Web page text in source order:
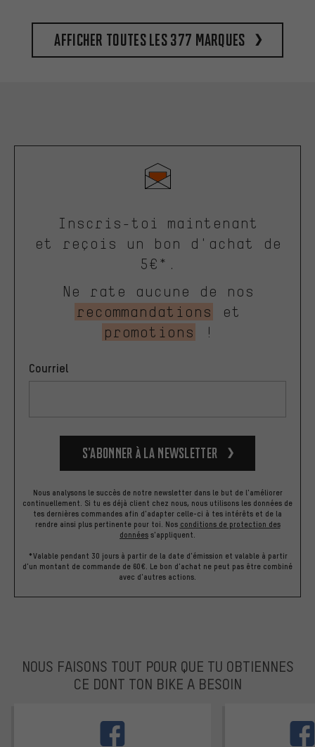
Afficher toutes les 377 marques
Inscris-toi maintenant
et reçois un bon d'achat de
5€*.
Ne rate aucune de nos
recommandations
et
promotions
!
Courriel
S’abonner à la newsletter
Nous analysons le succès de notre newsletter dans le but de l'améliorer
continuellement. Si tu es déjà client chez nous, nous utilisons les données de
tes dernières commandes afin d'adapter celle-ci à tes intérêts et de la
rendre ainsi plus pertinente pour toi. Nos conditions de protection des
données s'appliquent.
*Valable pendant 30 jours à partir de la date d'émission et valable à partir
d'un montant de commande de 60€. Le bon d'achat ne peut pas être combiné
avec d'autres actions.
NOUS FAISONS TOUT POUR QUE TU OBTIENNES
CE DONT TON BIKE A BESOIN